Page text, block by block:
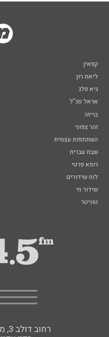
קפאין
ליאת רון
גיא פלג
אראל סג"ל
בריזה
זהר צפוני
השתתפות עצמית
שבת עברית
רופא פרטי
לוח שידורים
שידור חי
טוויטר
רחוב דולב 3, מגדל תפן, ת.ד 56